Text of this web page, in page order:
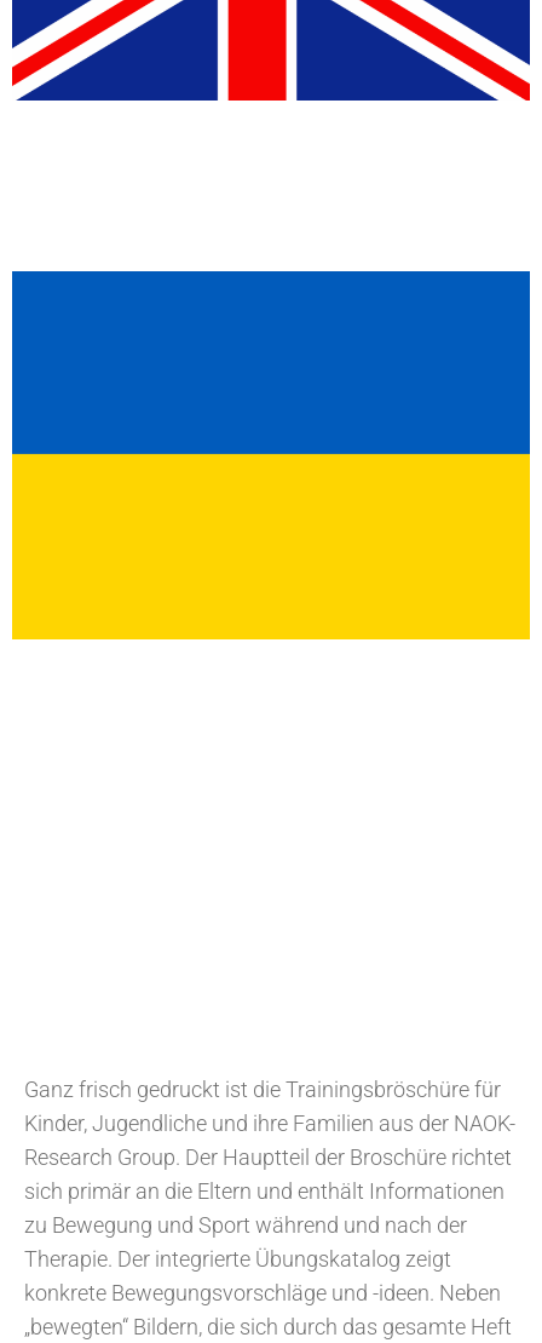
Ganz frisch gedruckt ist die Trainingsbröschüre für
Kinder, Jugendliche und ihre Familien aus der NAOK-
Research Group. Der Hauptteil der Broschüre richtet
sich primär an die Eltern und enthält Informationen
zu Bewegung und Sport während und nach der
Therapie. Der integrierte Übungskatalog zeigt
konkrete Bewegungsvorschläge und -ideen. Neben
„bewegten“ Bildern, die sich durch das gesamte Heft